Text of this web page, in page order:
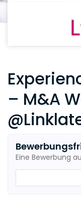
– M&A
Eine Bewerbung